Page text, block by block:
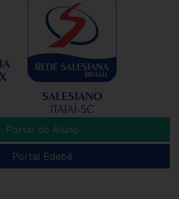
Portal do Aluno
Portal Edebê